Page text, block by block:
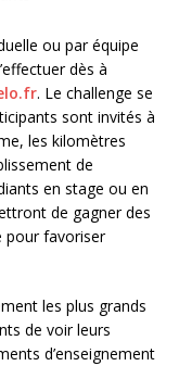
ou par équipe
dès à
. Le challenge se
sont invités à
les kilomètres
de
en stage ou en
de gagner des
pour favoriser
les plus grands
de voir leurs
d’enseignement